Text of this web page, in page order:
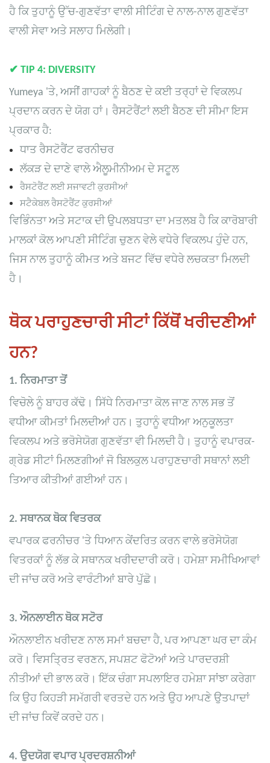
ਹੈ ਕਿ ਤੁਹਾਨੂੰ ਉੱਚ-ਗੁਣਵੱਤਾ ਵਾਲੀ ਸੀਟਿੰਗ ਦੇ ਨਾਲ-ਨਾਲ ਗੁਣਵੱਤਾ
ਵਾਲੀ ਸੇਵਾ ਅਤੇ ਸਲਾਹ ਮਿਲੇਗੀ।
✔ TIP 4: DIVERSITY
Yumeya 'ਤੇ, ਅਸੀਂ ਗਾਹਕਾਂ ਨੂੰ ਬੈਠਣ ਦੇ ਕਈ ਤਰ੍ਹਾਂ ਦੇ ਵਿਕਲਪ
ਪ੍ਰਦਾਨ ਕਰਨ ਦੇ ਯੋਗ ਹਾਂ। ਰੈਸਟੋਰੈਂਟਾਂ ਲਈ ਬੈਠਣ ਦੀ ਸੀਮਾ ਇਸ
ਪ੍ਰਕਾਰ ਹੈ:
ਧਾਤ ਰੈਸਟੋਰੈਂਟ ਫਰਨੀਚਰ
ਲੱਕੜ ਦੇ ਦਾਣੇ ਵਾਲੇ ਐਲੂਮੀਨੀਅਮ ਦੇ ਸਟੂਲ
ਰੈਸਟੋਰੈਂਟ ਲਈ ਸਜਾਵਟੀ ਕੁਰਸੀਆਂ
ਸਟੈਕੇਬਲ ਰੈਸਟੋਰੈਂਟ ਕੁਰਸੀਆਂ
ਵਿਭਿੰਨਤਾ ਅਤੇ ਸਟਾਕ ਦੀ ਉਪਲਬਧਤਾ ਦਾ ਮਤਲਬ ਹੈ ਕਿ ਕਾਰੋਬਾਰੀ
ਮਾਲਕਾਂ ਕੋਲ ਆਪਣੀ ਸੀਟਿੰਗ ਚੁਣਨ ਵੇਲੇ ਵਧੇਰੇ ਵਿਕਲਪ ਹੁੰਦੇ ਹਨ,
ਜਿਸ ਨਾਲ ਤੁਹਾਨੂੰ ਕੀਮਤ ਅਤੇ ਬਜਟ ਵਿੱਚ ਵਧੇਰੇ ਲਚਕਤਾ ਮਿਲਦੀ
ਹੈ।
ਥੋਕ ਪਰਾਹੁਣਚਾਰੀ ਸੀਟਾਂ ਕਿੱਥੋਂ ਖਰੀਦਣੀਆਂ
ਹਨ?
1. ਨਿਰਮਾਤਾ ਤੋਂ
ਵਿਚੋਲੇ ਨੂੰ ਬਾਹਰ ਕੱਢੋ। ਸਿੱਧੇ ਨਿਰਮਾਤਾ ਕੋਲ ਜਾਣ ਨਾਲ ਸਭ ਤੋਂ
ਵਧੀਆ ਕੀਮਤਾਂ ਮਿਲਦੀਆਂ ਹਨ। ਤੁਹਾਨੂੰ ਵਧੀਆ ਅਨੁਕੂਲਤਾ
ਵਿਕਲਪ ਅਤੇ ਭਰੋਸੇਯੋਗ ਗੁਣਵੱਤਾ ਵੀ ਮਿਲਦੀ ਹੈ। ਤੁਹਾਨੂੰ ਵਪਾਰਕ-
ਗ੍ਰੇਡ ਸੀਟਾਂ ਮਿਲਣਗੀਆਂ ਜੋ ਬਿਲਕੁਲ ਪਰਾਹੁਣਚਾਰੀ ਸਥਾਨਾਂ ਲਈ
ਤਿਆਰ ਕੀਤੀਆਂ ਗਈਆਂ ਹਨ।
2. ਸਥਾਨਕ ਥੋਕ ਵਿਤਰਕ
ਵਪਾਰਕ ਫਰਨੀਚਰ 'ਤੇ ਧਿਆਨ ਕੇਂਦਰਿਤ ਕਰਨ ਵਾਲੇ ਭਰੋਸੇਯੋਗ
ਵਿਤਰਕਾਂ ਨੂੰ ਲੱਭ ਕੇ ਸਥਾਨਕ ਖਰੀਦਦਾਰੀ ਕਰੋ। ਹਮੇਸ਼ਾ ਸਮੀਖਿਆਵਾਂ
ਦੀ ਜਾਂਚ ਕਰੋ ਅਤੇ ਵਾਰੰਟੀਆਂ ਬਾਰੇ ਪੁੱਛੋ।
3. ਔਨਲਾਈਨ ਥੋਕ ਸਟੋਰ
ਔਨਲਾਈਨ ਖਰੀਦਣ ਨਾਲ ਸਮਾਂ ਬਚਦਾ ਹੈ, ਪਰ ਆਪਣਾ ਘਰ ਦਾ ਕੰਮ
ਕਰੋ। ਵਿਸਤ੍ਰਿਤ ਵਰਣਨ, ਸਪਸ਼ਟ ਫੋਟੋਆਂ ਅਤੇ ਪਾਰਦਰਸ਼ੀ
ਨੀਤੀਆਂ ਦੀ ਭਾਲ ਕਰੋ। ਇੱਕ ਚੰਗਾ ਸਪਲਾਇਰ ਹਮੇਸ਼ਾ ਸਾਂਝਾ ਕਰੇਗਾ
ਕਿ ਉਹ ਕਿਹੜੀ ਸਮੱਗਰੀ ਵਰਤਦੇ ਹਨ ਅਤੇ ਉਹ ਆਪਣੇ ਉਤਪਾਦਾਂ
ਦੀ ਜਾਂਚ ਕਿਵੇਂ ਕਰਦੇ ਹਨ।
4. ਉਦਯੋਗ ਵਪਾਰ ਪ੍ਰਦਰਸ਼ਨੀਆਂ